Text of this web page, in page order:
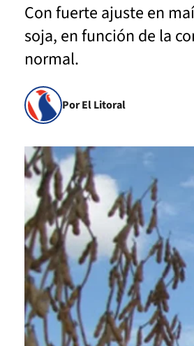
Con fuerte ajuste en
soja, en función de la
normal.
Por El Litoral